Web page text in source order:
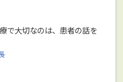
で大切なのは、患者の話を